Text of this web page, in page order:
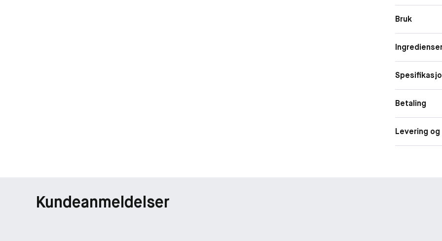
teste sine
Bruk
Betaling
Levering
Kundeanmeldelser